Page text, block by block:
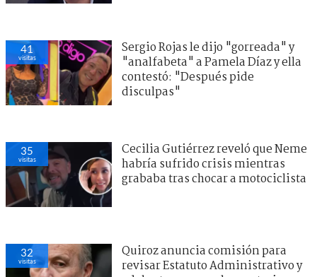
41
visitas
Sergio Rojas le dijo "gorreada" y
"analfabeta" a Pamela Díaz y ella
contestó: "Después pide
disculpas"
35
visitas
Cecilia Gutiérrez reveló que Neme
habría sufrido crisis mientras
grababa tras chocar a motociclista
32
visitas
Quiroz anuncia comisión para
revisar Estatuto Administrativo y